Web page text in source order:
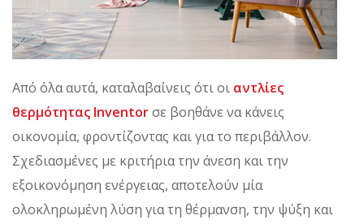
Από όλα αυτά, καταλαβαίνεις ότι οι αντλίες
θερμότητας Inventorσε βοηθάνε να κάνεις
οικονομία, φροντίζοντας και για το περιβάλλον.
Σχεδιασμένες με κριτήρια την άνεση και την
εξοικονόμηση ενέργειας, αποτελούν μία
ολοκληρωμένη λύση για τη θέρμανση, την ψύξη και